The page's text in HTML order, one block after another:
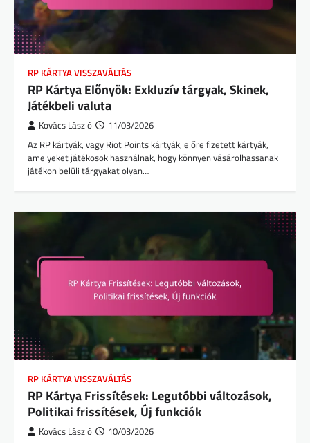
RP KÁRTYA VISSZAVÁLTÁS
RP Kártya Előnyök: Exkluzív tárgyak, Skinek,
Játékbeli valuta
Kovács László 11/03/2026
Az RP kártyák, vagy Riot Points kártyák, előre fizetett kártyák,
amelyeket játékosok használnak, hogy könnyen vásárolhassanak
játékon belüli tárgyakat olyan…
RP KÁRTYA VISSZAVÁLTÁS
RP Kártya Frissítések: Legutóbbi változások,
Politikai frissítések, Új funkciók
Kovács László 10/03/2026